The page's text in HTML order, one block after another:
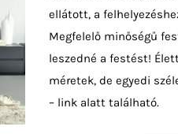
ellátott, a
Megfelelő minőségű
leszedné a festést!
méretek, de egyedi
– link alatt található.